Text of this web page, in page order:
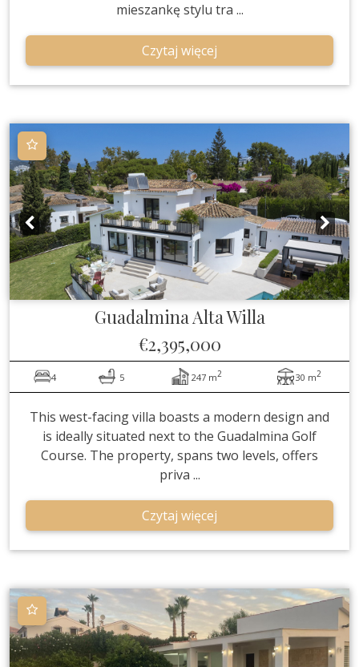
mieszankę stylu tra ...
Czytaj więcej
Guadalmina AltaWilla
€2,395,000
4 5 247 m2 30 m2
This west-facing villa boasts a modern design and
is ideally situated next to the Guadalmina Golf
Course. The property, spans two levels, offers
priva ...
Czytaj więcej